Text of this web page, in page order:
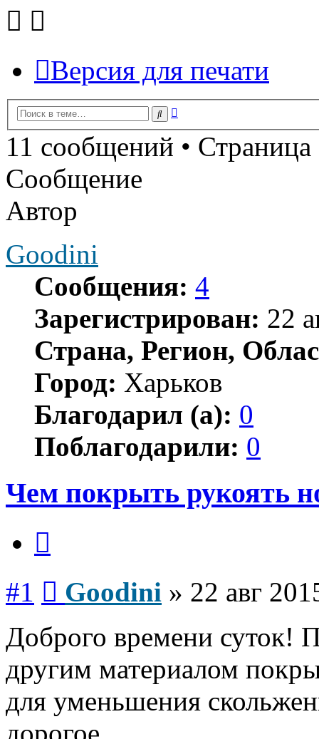
Версия для печати
Поиск
11 сообщений • Страница
Сообщение
Автор
Goodini
Сообщения: 4
Зарегистрирован: 22
Страна, Регион,
Город: Харьков
Благодарил (а): 0
Поблагодарили: 0
Чем покрыть рукоять
#1 Goodini » 22 авг
Доброго времени суток!
другим материалом
для уменьшения